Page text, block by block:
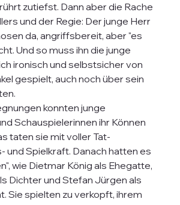
zutiefst. Dann aber die Rache
und der Regie: Der junge Herr
da, angriffsbereit, aber "es
Und so muss ihn die junge
ironisch und selbstsicher von
gespielt, auch noch über sein
konnten junge
Schauspielerinnen ihr Können
taten sie mit voller Tat-
und Spielkraft. Danach hatten es
wie Dietmar König als Ehegatte,
Dichter und Stefan Jürgen als
Sie spielten zu verkopft, ihrem